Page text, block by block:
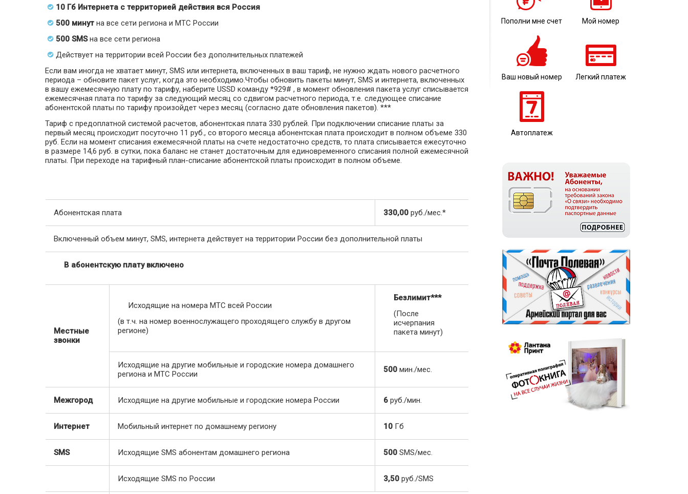
10 Гб Интернета с территорией действия вся Россия
500 минут на все сети региона и МТС России
500 SMSна все сети региона
Действует на территории всей России без дополнительных платежей
Если вам иногда не хватает минут, SMS или интернета, включенных в ваш тариф, не нужно ждать нового расчетного
периода – обновите пакет услуг, когда это необходимо.Чтобы обновить пакеты минут, SMS и интернета, включенных
в вашу ежемесячную плату по тарифу, наберите USSD команду *929# , в момент обновления пакета услуг списывается
ежемесячная плата по тарифу за следующий месяц со сдвигом расчетного периода, т.е. следующее списание
абонентской платы по тарифу произойдет через месяц (согласно дате обновления пакетов). ***
Тариф с предоплатной системой расчетов, абонентская плата 330 рублей. При подключении списание платы за
первый месяц происходит посуточно 11 руб., со второго месяца абонентская плата происходит в полном объеме 330
руб. Если на момент списания ежемесячной платы на счете недостаточно средств, то плата списывается ежесуточно
в размере 14,6 руб. в сутки, пока баланс не станет достаточным для единовременного списания полной ежемесячной
платы. При переходе на тарифный план-списание абонентской платы происходит в полном объеме.
Абонентская плата 330,00 руб./мес.*
Включенный объем минут, SMS, интернета действует на территории России без дополнительной платы
В абонентскую плату включено
Местные
звонки
Исходящие на номера МТС всей России
(в т.ч. на номер военнослужащего проходящего службу в другом
регионе)
Безлимит***
(После
исчерпания
пакета минут)
Исходящие на другие мобильные и городские номера домашнего
региона и МТС России
500 мин./мес.
Межгород Исходящие на другие мобильные и городские номера России 6 руб./мин.
Интернет Мобильный интернет по домашнему региону 10 Гб
SMS Исходящие SMS абонентам домашнего региона 500 SMS/мес.
Исходящие SMS по России 3,50 руб./SMS
Пополни мне счет Мой номер
Ваш новый номер Легкий платеж
Автоплатеж